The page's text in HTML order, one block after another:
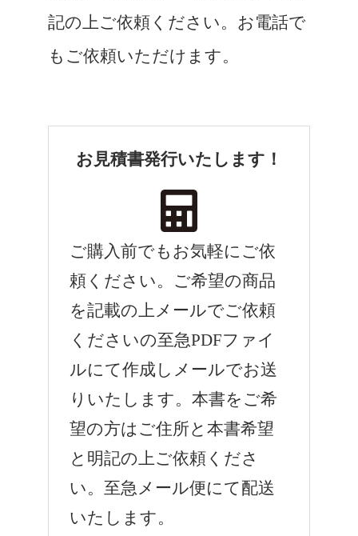
記の上ご依頼ください。お電話で
もご依頼いただけます。
お見積書発行いたします！
ご購入前でもお気軽にご依
頼ください。ご希望の商品
を記載の上メールでご依頼
くださいの至急PDFファイ
ルにて作成しメールでお送
りいたします。本書をご希
望の方はご住所と本書希望
と明記の上ご依頼くださ
い。至急メール便にて配送
いたします。